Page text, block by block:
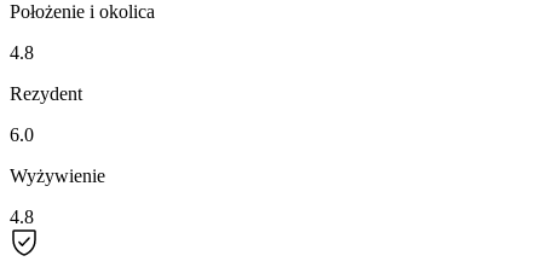
Położenie i okolica
4.8
Rezydent
6.0
Wyżywienie
4.8